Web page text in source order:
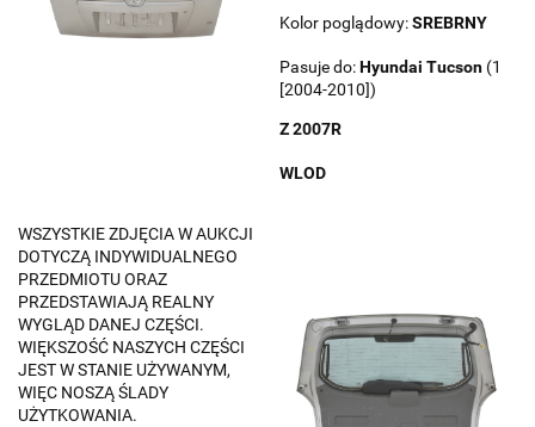
Kolor poglądowy:SREBRNY
Pasuje do:Hyundai Tucson (1
[2004-2010])
Z 2007R
WLOD
WSZYSTKIE ZDJĘCIA W AUKCJI
DOTYCZĄ INDYWIDUALNEGO
PRZEDMIOTU ORAZ
PRZEDSTAWIAJĄ REALNY
WYGLĄD DANEJ CZĘŚCI.
WIĘKSZOŚĆ NASZYCH CZĘŚCI
JEST W STANIE UŻYWANYM,
WIĘC NOSZĄ ŚLADY
UŻYTKOWANIA.